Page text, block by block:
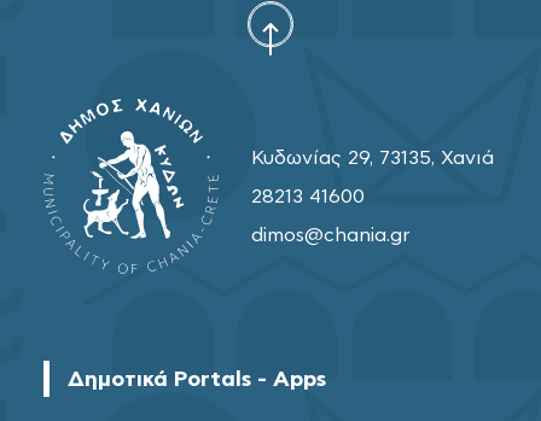
Κυδωνίας 29, 73135, Χανιά
28213 41600
dimos@chania.gr
Δημοτικά Portals - Apps